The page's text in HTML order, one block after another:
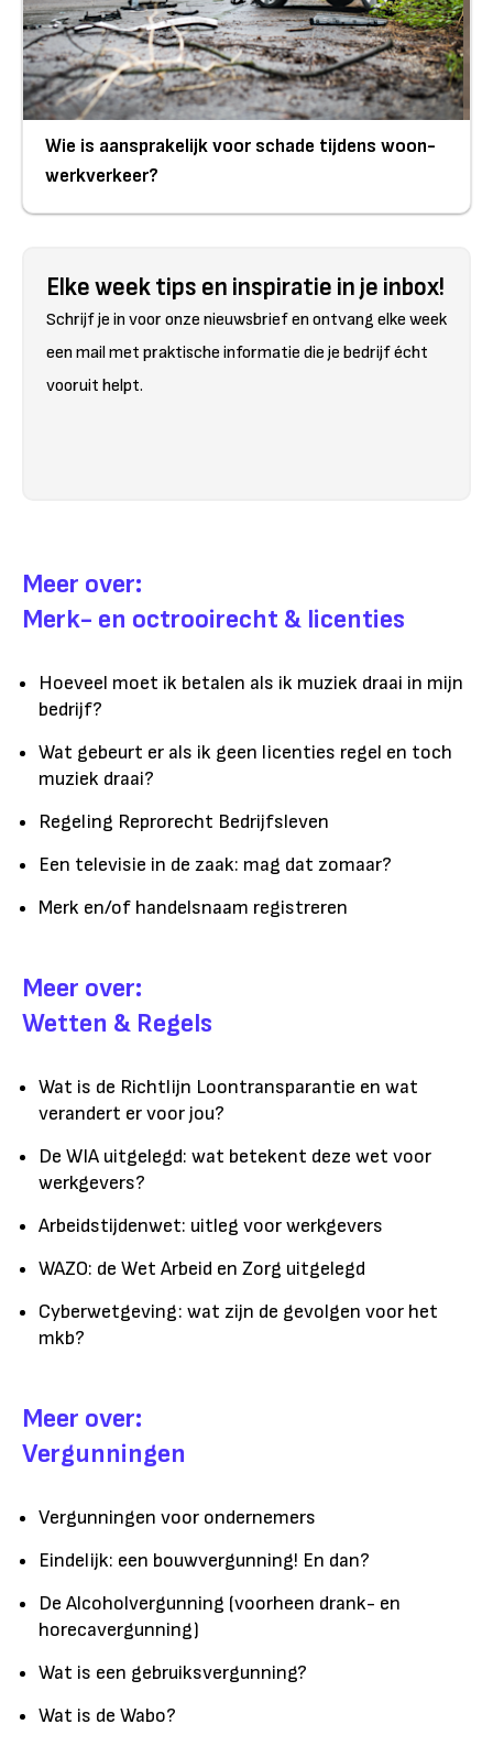
Wie is aansprakelijk voor schade tijdens woon-
werkverkeer?
Elke week tips en inspiratie in je inbox!
Schrijf je in voor onze nieuwsbrief en ontvang elke week
een mail met praktische informatie die je bedrijf écht
vooruit helpt.
Meer over:
Merk- en octrooirecht & licenties
Hoeveel moet ik betalen als ik muziek draai in mijn
bedrijf?
Wat gebeurt er als ik geen licenties regel en toch
muziek draai?
Regeling Reprorecht Bedrijfsleven
Een televisie in de zaak: mag dat zomaar?
Merk en/of handelsnaam registreren
Meer over:
Wetten & Regels
Wat is de Richtlijn Loontransparantie en wat
verandert er voor jou?
De WIA uitgelegd: wat betekent deze wet voor
werkgevers?
Arbeidstijdenwet: uitleg voor werkgevers
WAZO: de Wet Arbeid en Zorg uitgelegd
Cyberwetgeving: wat zijn de gevolgen voor het
mkb?
Meer over:
Vergunningen
Vergunningen voor ondernemers
Eindelijk: een bouwvergunning! En dan?
De Alcoholvergunning (voorheen drank- en
horecavergunning)
Wat is een gebruiksvergunning?
Wat is de Wabo?